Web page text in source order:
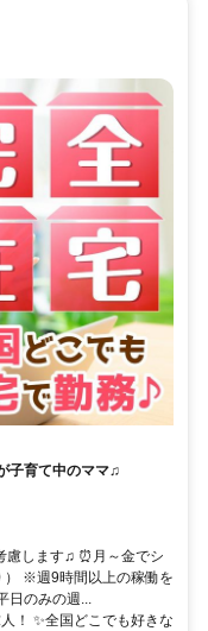
子育て中のママ♫
慮します♫ ⏰月～金でシ
） ※週9時間以上の稼働を
日のみの週...
！ ✨全国どこでも好きな